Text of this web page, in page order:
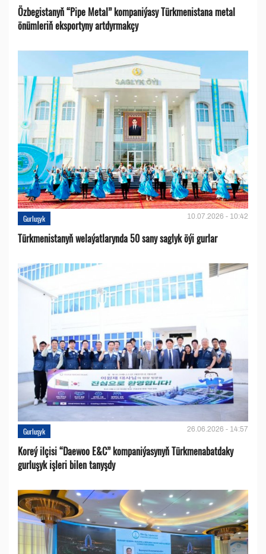
Özbegistanyň “Pipe Metal” kompaniýasy Türkmenistana metal
önümleriň eksportyny artdyrmakçy
Gurluşyk 10.07.2026 - 10:42
Türkmenistanyň welaýatlarynda 50 sany saglyk öýi gurlar
Gurluşyk 26.06.2026 - 14:57
Koreý ilçisi “Daewoo E&C” kompaniýasynyň Türkmenabatdaky
gurluşyk işleri bilen tanyşdy